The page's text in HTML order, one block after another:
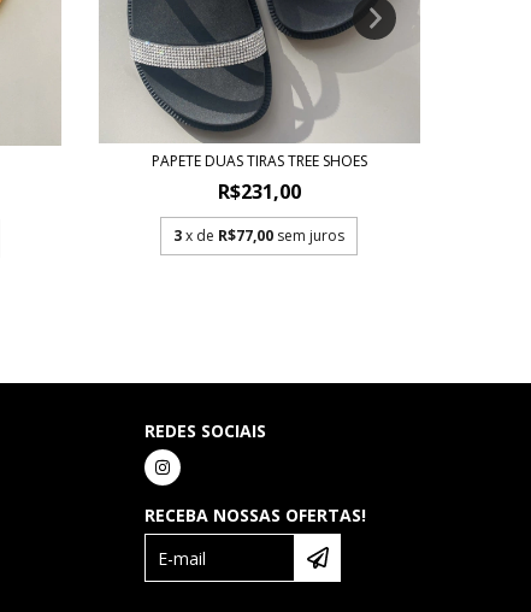
PAPETE DUAS TIRAS TREE SHOES
R$231,00
3x de R$77,00 sem juros
REDES SOCIAIS
RECEBA NOSSAS OFERTAS!